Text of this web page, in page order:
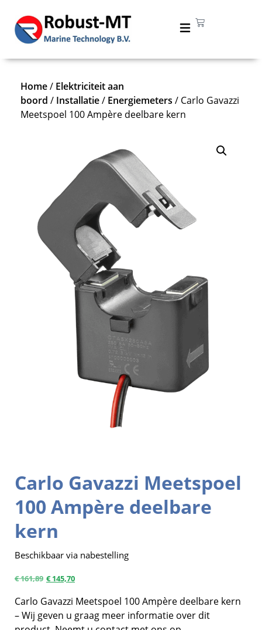
Carlo Gavazzi Meetspoel
100 Ampère deelbare
kern
Beschikbaar via nabestelling
€161,89 €145,70
Carlo Gavazzi Meetspoel 100 Ampère deelbare kern
– Wij geven u graag meer informatie over dit
Home/ Elektriciteit aan
boord / Installatie/ Energiemeters / Carlo Gavazzi
Meetspoel 100 Ampère deelbare kern